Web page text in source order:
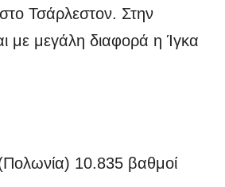
στο Τσάρλεστον. Στην
με μεγάλη διαφορά η Ίγκα
10.835 βαθμοί